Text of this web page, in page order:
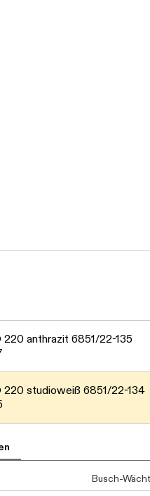
anthrazit 6851/22-135
220 studioweiß 6851/22-134
Busch-